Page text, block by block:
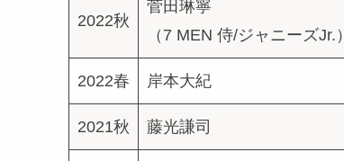
2022秋
菅田琳寧
（7 MEN 侍/ジャニーズJr.）
2022春 岸本大紀
2021秋 藤光謙司